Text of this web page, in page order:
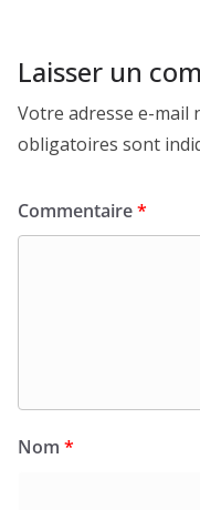
Laisser un
Votre adresse e-mail
obligatoires sont
Commentaire*
Nom *